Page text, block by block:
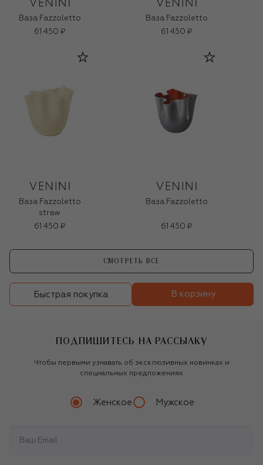
Ваза Fazzoletto
61 450 ₽
Ваза Fazzoletto
61 450 ₽
Ваза Fazzoletto
straw
61 450 ₽
Ваза Fazzoletto
61 450 ₽
СМОТРЕТЬ ВСЕ
Быстрая покупка В корзину
ПОДПИШИТЕСЬ НА РАССЫЛКУ
Чтобы первыми узнавать об эксклюзивных новинках и
специальных предложениях
Женское Мужское